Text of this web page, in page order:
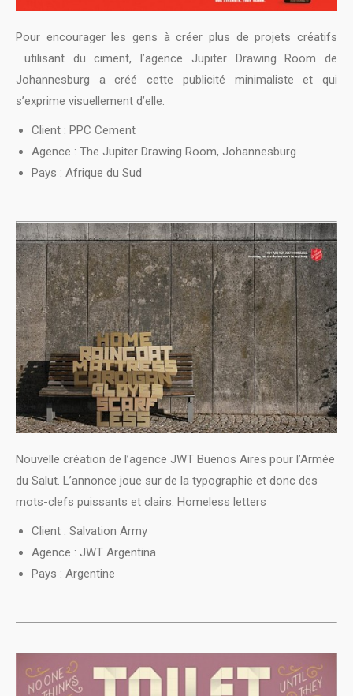
Pour encourager les gens à créer plus de projets créatifs
utilisant du ciment, l’agence Jupiter Drawing Room de
Johannesburg a créé cette publicité minimaliste et qui
s’exprime visuellement d’elle.
Client : PPC Cement
Agence : The Jupiter Drawing Room, Johannesburg
Pays : Afrique du Sud
Nouvelle création de l’agence JWT Buenos Aires pour l’Armée
du Salut. L’annonce joue sur de la typographie et donc des
mots-clefs puissants et clairs. Homeless letters
Client : Salvation Army
Agence : JWT Argentina
Pays : Argentine